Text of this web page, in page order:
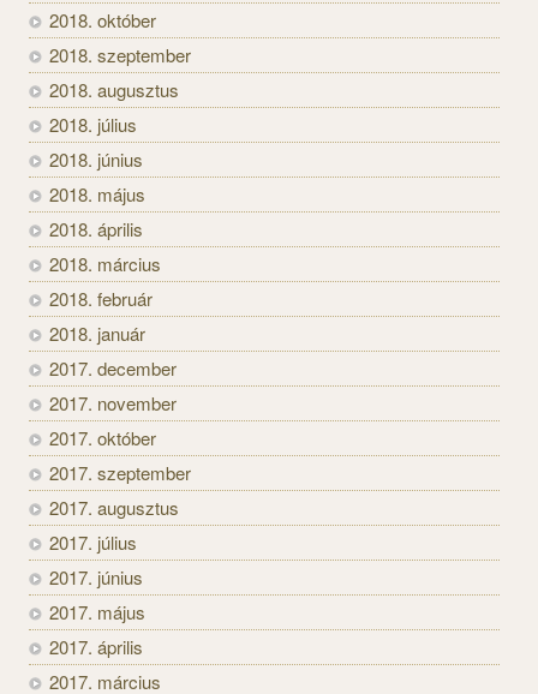
2018. október
2018. szeptember
2018. augusztus
2018. július
2018. június
2018. május
2018. április
2018. március
2018. február
2018. január
2017. december
2017. november
2017. október
2017. szeptember
2017. augusztus
2017. július
2017. június
2017. május
2017. április
2017. március